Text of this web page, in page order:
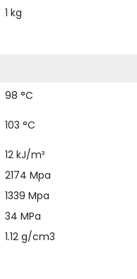
1 kg
98 °C
103 °C
12 kJ/m²
2174 Mpa
1339 Mpa
34 MPa
1.12 g/cm3